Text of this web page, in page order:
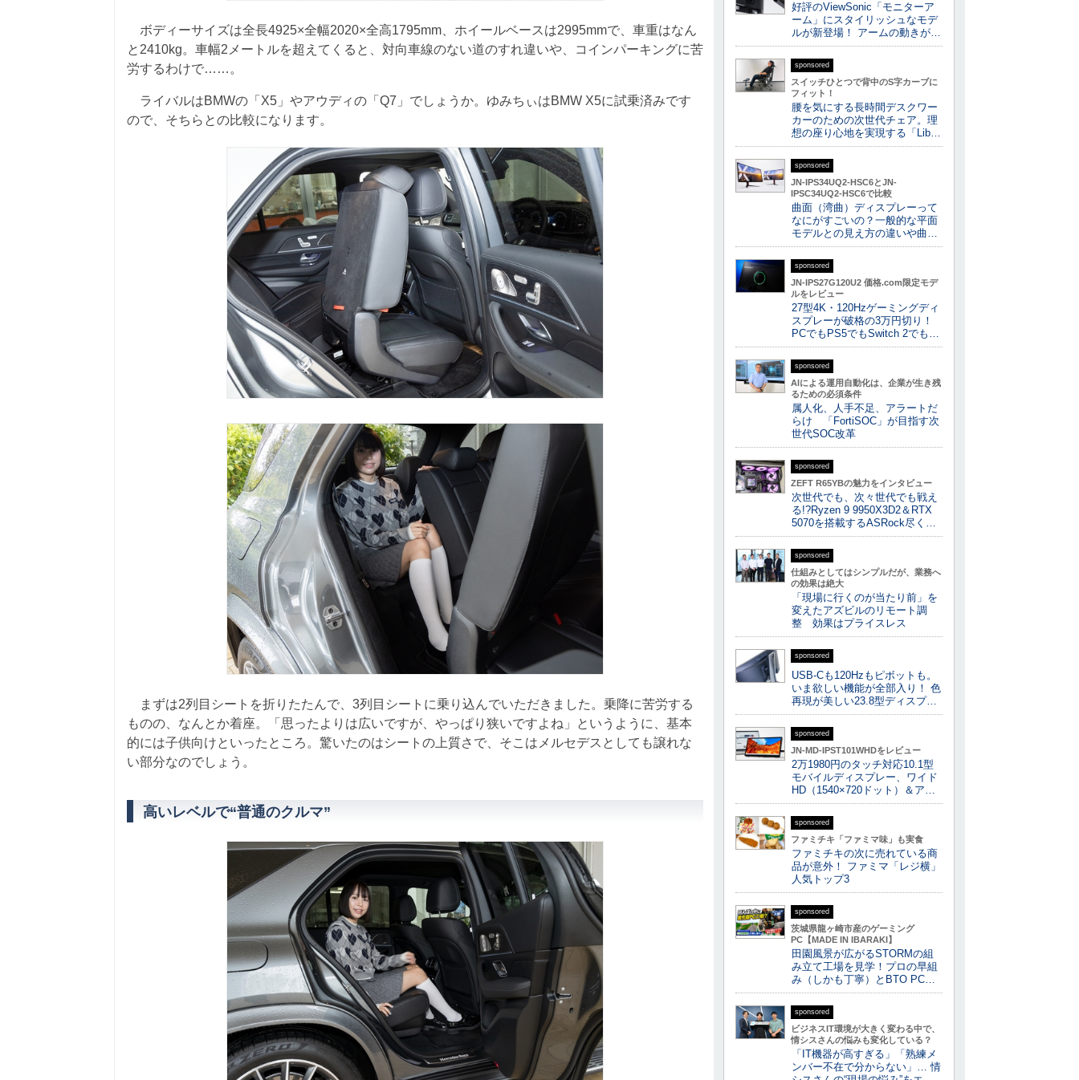
ボディーサイズは全長4925×全幅2020×全高1795mm、ホイールベースは2995mmで、車重はなん
と2410kg。車幅2メートルを超えてくると、対向車線のない道のすれ違いや、コインパーキングに苦
労するわけで……。
ライバルはBMWの「X5」やアウディの「Q7」でしょうか。ゆみちぃはBMW X5に試乗済みです
ので、そちらとの比較になります。
まずは2列目シートを折りたたんで、3列目シートに乗り込んでいただきました。乗降に苦労する
ものの、なんとか着座。「思ったよりは広いですが、やっぱり狭いですよね」というように、基本
的には子供向けといったところ。驚いたのはシートの上質さで、そこはメルセデスとしても譲れな
い部分なのでしょう。
高いレベルで“普通のクルマ”
好評のViewSonic「モニターア
ーム」にスタイリッシュなモデ
ルが新登場！ アームの動きが…
sponsored
スイッチひとつで背中のS字カーブに
フィット！
腰を気にする長時間デスクワー
カーのための次世代チェア。理
想の座り心地を実現する「Lib…
sponsored
JN-IPS34UQ2-HSC6とJN-
IPSC34UQ2-HSC6で比較
曲面（湾曲）ディスプレーって
なにがすごいの？一般的な平面
モデルとの見え方の違いや曲…
sponsored
JN-IPS27G120U2 価格.com限定モデ
ルをレビュー
27型4K・120Hzゲーミングディ
スプレーが破格の3万円切り！
PCでもPS5でもSwitch 2でも…
sponsored
AIによる運用自動化は、企業が生き残
るための必須条件
属人化、人手不足、アラートだ
らけ 「FortiSOC」が目指す次
世代SOC改革
sponsored
ZEFT R65YBの魅力をインタビュー
次世代でも、次々世代でも戦え
る!?Ryzen 9 9950X3D2＆RTX
5070を搭載するASRock尽く…
sponsored
仕組みとしてはシンプルだが、業務へ
の効果は絶大
「現場に行くのが当たり前」を
変えたアズビルのリモート調
整 効果はプライスレス
sponsored
USB-Cも120Hzもピボットも。
いま欲しい機能が全部入り！ 色
再現が美しい23.8型ディスプ…
sponsored
JN-MD-IPST101WHDをレビュー
2万1980円のタッチ対応10.1型
モバイルディスプレー、ワイド
HD（1540×720ドット）＆ア…
sponsored
ファミチキ「ファミマ味」も実食
ファミチキの次に売れている商
品が意外！ ファミマ「レジ横」
人気トップ3
sponsored
茨城県龍ヶ崎市産のゲーミング
PC【MADE IN IBARAKI】
田園風景が広がるSTORMの組
み立て工場を見学！プロの早組
み（しかも丁寧）とBTO PC…
sponsored
ビジネスIT環境が大きく変わる中で、
情シスさんの悩みも変化している？
「IT機器が高すぎる」「熟練メ
ンバー不在で分からない」… 情